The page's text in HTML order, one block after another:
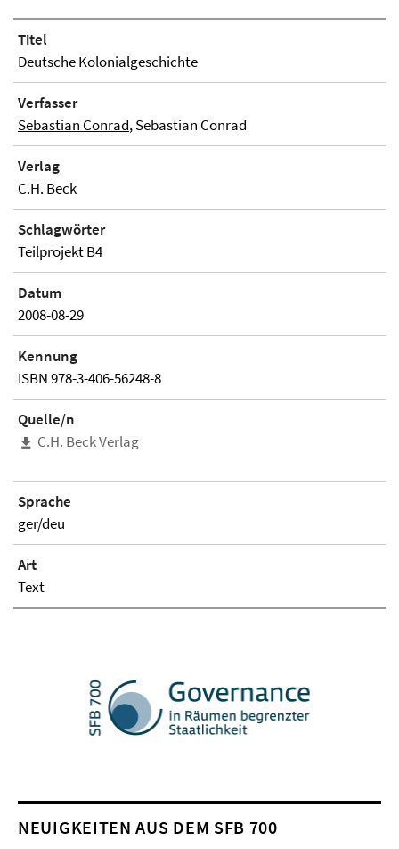
Titel
Deutsche Kolonialgeschichte
Verfasser
Sebastian Conrad, Sebastian Conrad
Verlag
C.H. Beck
Schlagwörter
Teilprojekt B4
Datum
2008-08-29
Kennung
ISBN 978-3-406-56248-8
Quelle/n
C.H. Beck Verlag
Sprache
ger/deu
Art
Text
NEUIGKEITEN AUS DEM SFB 700